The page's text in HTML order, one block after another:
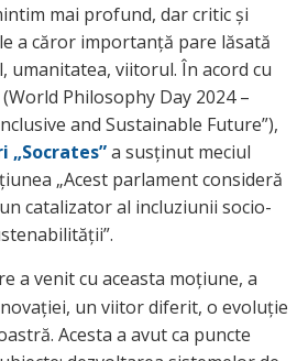
mai profund, dar critic și
a căror importanță pare lăsată
umanitatea, viitorul. În acord cu
Philosophy Day 2024 –
and Sustainable Future”),
„Socrates”a susținut meciul
„Acest parlament consideră
catalizator al incluziunii socio-
a venit cu aceasta moțiune, a
un viitor diferit, o evoluție
Acesta a avut ca puncte